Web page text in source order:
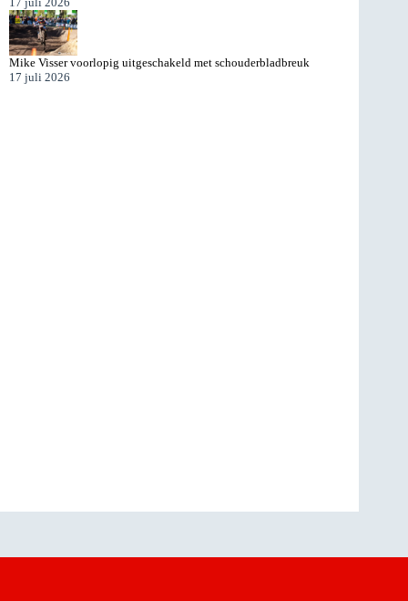
Mike Visser voorlopig uitgeschakeld met schouderbladbreuk
17 juli 2026